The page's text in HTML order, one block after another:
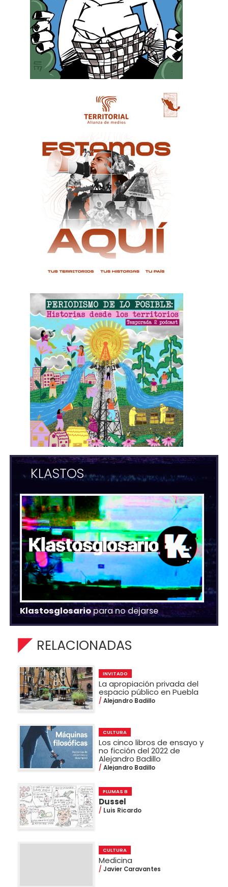
KLASTOS
Klastosglosariopara no dejarse
RELACIONADAS
INVITADO
La apropiación privada del
espacio público en Puebla
Alejandro Badillo
CULTURA
Los cinco libros de ensayo y
no ficción del 2022 de
Alejandro Badillo
Alejandro Badillo
PLUMAS B
Dussel
Luis Ricardo
CULTURA
Medicina
Javier Caravantes